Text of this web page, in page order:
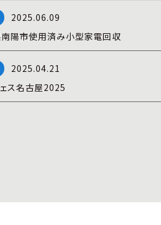
2025.06.09
陽市使用済み小型家電回収
2025.04.21
ス名古屋2025